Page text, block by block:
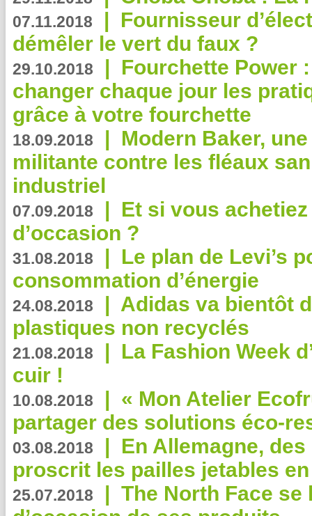
07.11.2018 | Fournisseur
démêler le vert du faux ?
29.10.2018 | Fourchette Power
changer chaque jour les
grâce à votre fourchette
18.09.2018 | Modern Baker,
militante contre les fléaux
industriel
07.09.2018 | Et si vous
d’occasion ?
31.08.2018 | Le plan de Levi’s
consommation d’énergie
24.08.2018 | Adidas va bientôt
plastiques non recyclés
21.08.2018 | La Fashion Week
cuir !
10.08.2018 | « Mon Atelier
partager des solutions éco-
03.08.2018 | En Allemagne,
proscrit les pailles jetables
25.07.2018 | The North Face se